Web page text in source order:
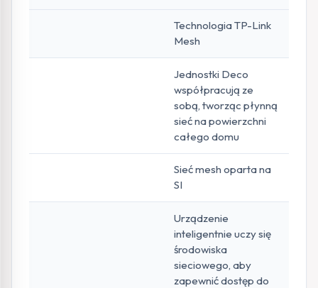
Technologia TP-Link
Mesh
Jednostki Deco
współpracują ze
sobą, tworząc płynną
sieć na powierzchni
całego domu
Sieć mesh oparta na
SI
Urządzenie
inteligentnie uczy się
środowiska
sieciowego, aby
zapewnić dostęp do